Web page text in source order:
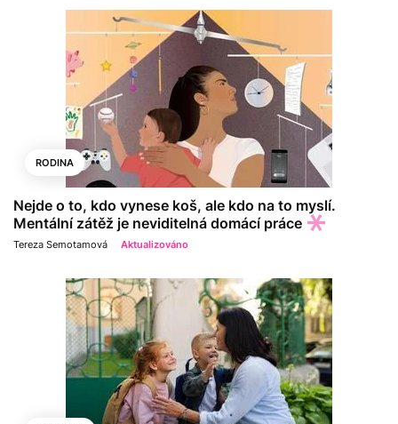
RODINA
Nejde o to, kdo vynese koš, ale kdo na to myslí.
Mentální zátěž je neviditelná domácí práce
Tereza Semotamová Aktualizováno